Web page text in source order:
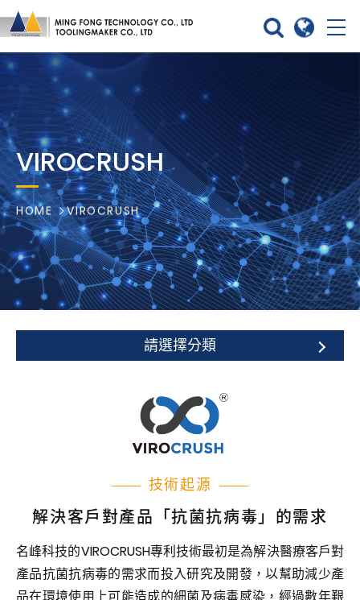
VIROCRUSH
HOME VIROCRUSH
請選擇分類
VIROCRUSH
技術
技術起源
解決客戶對產品「抗菌抗病毒」的需求
名峰科技的VIROCRUSH專利技術最初是為解決醫療客戶對
產品抗菌抗病毒的需求而投入研究及開發，以幫助減少產